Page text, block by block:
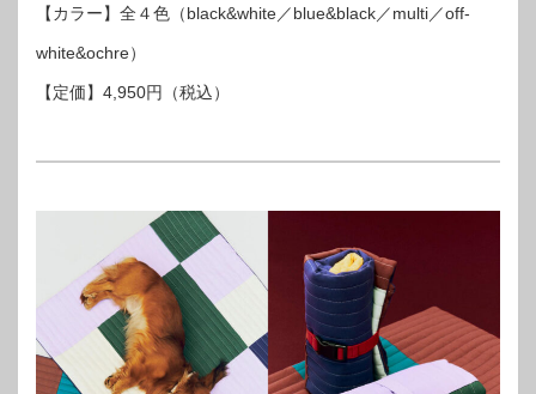
【カラー】全４色（black&white／blue&black／multi／off-
white&ochre）
【定価】4,950円（税込）